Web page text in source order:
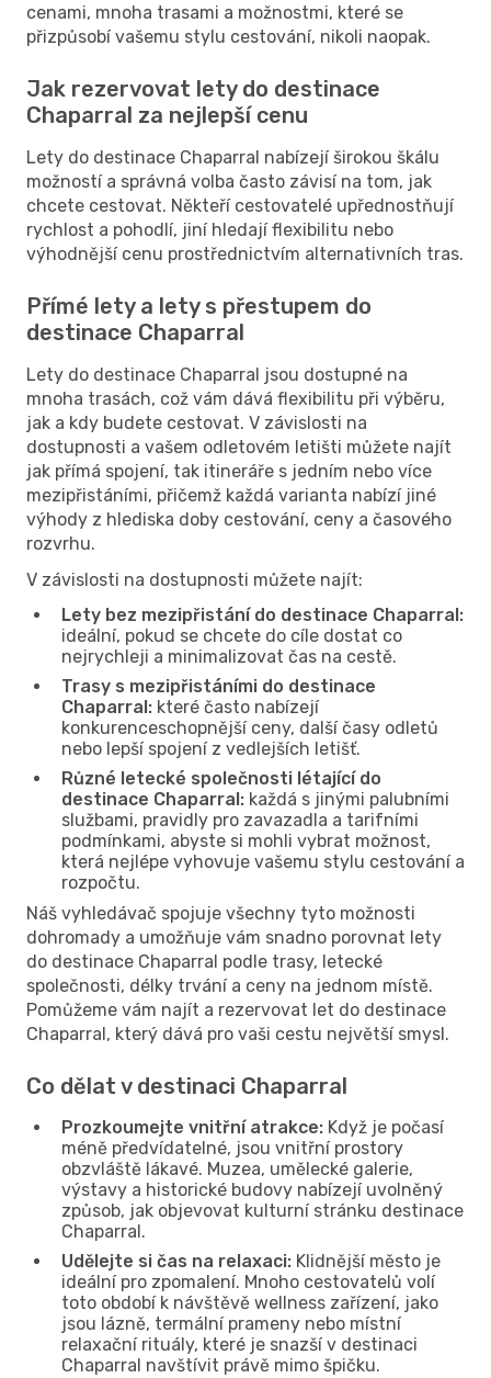
cenami, mnoha trasami a možnostmi, které se
přizpůsobí vašemu stylu cestování, nikoli naopak.
Jak rezervovat lety do destinace
Chaparral za nejlepší cenu
Lety do destinace Chaparral nabízejí širokou škálu
možností a správná volba často závisí na tom, jak
chcete cestovat. Někteří cestovatelé upřednostňují
rychlost a pohodlí, jiní hledají flexibilitu nebo
výhodnější cenu prostřednictvím alternativních tras.
Přímé lety a lety s přestupem do
destinace Chaparral
Lety do destinace Chaparral jsou dostupné na
mnoha trasách, což vám dává flexibilitu při výběru,
jak a kdy budete cestovat. V závislosti na
dostupnosti a vašem odletovém letišti můžete najít
jak přímá spojení, tak itineráře s jedním nebo více
mezipřistáními, přičemž každá varianta nabízí jiné
výhody z hlediska doby cestování, ceny a časového
rozvrhu.
V závislosti na dostupnosti můžete najít:
Lety bez mezipřistání do destinace Chaparral:
ideální, pokud se chcete do cíle dostat co
nejrychleji a minimalizovat čas na cestě.
Trasy s mezipřistáními do destinace
Chaparral: které často nabízejí
konkurenceschopnější ceny, další časy odletů
nebo lepší spojení z vedlejších letišť.
Různé letecké společnosti létající do
destinace Chaparral: každá s jinými palubními
službami, pravidly pro zavazadla a tarifními
podmínkami, abyste si mohli vybrat možnost,
která nejlépe vyhovuje vašemu stylu cestování a
rozpočtu.
Náš vyhledávač spojuje všechny tyto možnosti
dohromady a umožňuje vám snadno porovnat lety
do destinace Chaparral podle trasy, letecké
společnosti, délky trvání a ceny na jednom místě.
Pomůžeme vám najít a rezervovat let do destinace
Chaparral, který dává pro vaši cestu největší smysl.
Co dělat v destinaci Chaparral
Prozkoumejte vnitřní atrakce: Když je počasí
méně předvídatelné, jsou vnitřní prostory
obzvláště lákavé. Muzea, umělecké galerie,
výstavy a historické budovy nabízejí uvolněný
způsob, jak objevovat kulturní stránku destinace
Chaparral.
Udělejte si čas na relaxaci: Klidnější město je
ideální pro zpomalení. Mnoho cestovatelů volí
toto období k návštěvě wellness zařízení, jako
jsou lázně, termální prameny nebo místní
relaxační rituály, které je snazší v destinaci
Chaparral navštívit právě mimo špičku.